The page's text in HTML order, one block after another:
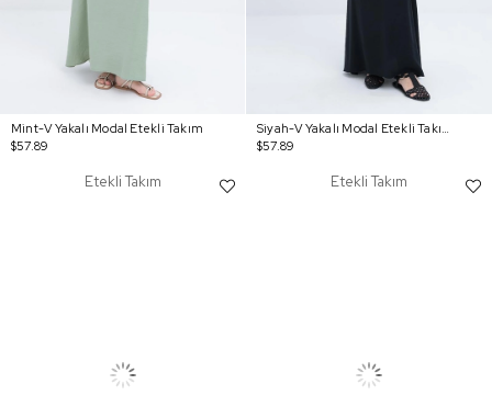
Mint-V Yakalı Modal Etekli Takım
$57.89
Siyah-V Yakalı Modal Etekli Takım
$57.89
Etekli Takım Etekli Takım